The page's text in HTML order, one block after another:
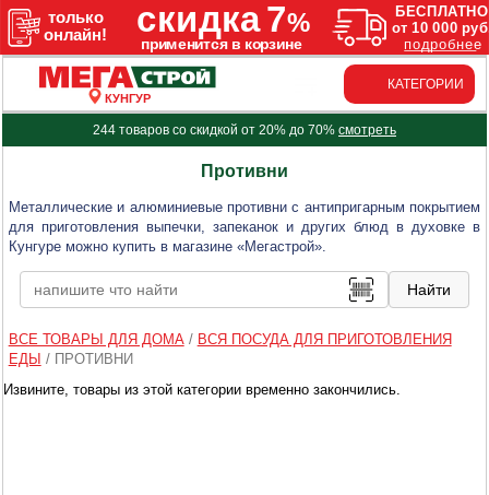
КУНГУР
КАТЕГОРИИ
244 товаров со скидкой от 20% до 70% смотреть
Противни
Металлические и алюминиевые противни с антипригарным покрытием
для приготовления выпечки, запеканок и других блюд в духовке в
Кунгуре можно купить в магазине «Мегастрой».
ВСЕ ТОВАРЫ ДЛЯ ДОМА/ ВСЯ ПОСУДА ДЛЯ ПРИГОТОВЛЕНИЯ
ЕДЫ / ПРОТИВНИ
Извините, товары из этой категории временно закончились.